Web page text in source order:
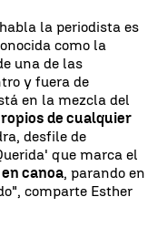
la periodista es
como la
una de las
y fuera de
en la mezcla del
de cualquier
desfile de
que marca el
canoa, parando en
comparte Esther